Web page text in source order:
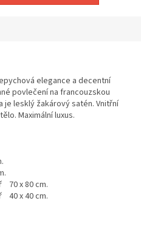
elegance a decentní
povlečení na francouzskou
je lesklý žakárový satén. Vnitřní
Maximální luxus.
70 x 80 cm.
40 x 40 cm.